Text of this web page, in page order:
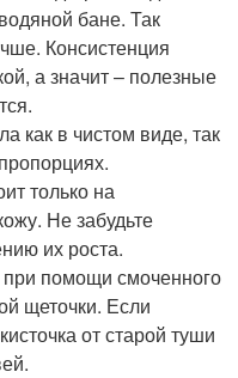
бане. Так
Консистенция
а значит – полезные
как в чистом виде, так
только на
Не забудьте
их роста.
помощи смоченного
щеточки. Если
от старой туши